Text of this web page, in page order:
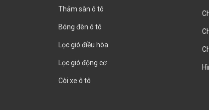
Thảm sàn ô tô
Bóng đèn ô tô
Lọc gió điều hòa
Lọc gió động cơ
Còi xe ô tô